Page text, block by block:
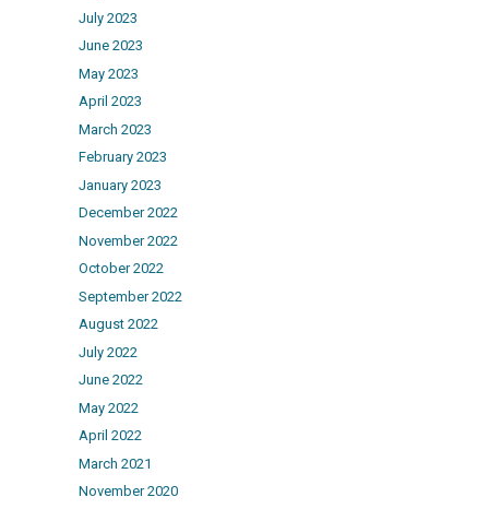
July 2023
June 2023
May 2023
April 2023
March 2023
February 2023
January 2023
December 2022
November 2022
October 2022
September 2022
August 2022
July 2022
June 2022
May 2022
April 2022
March 2021
November 2020